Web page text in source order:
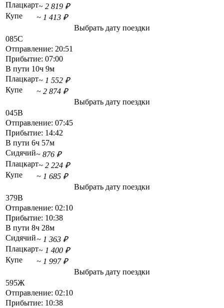
Плацкарт~ 2 819 ₽
Купе
~ 1 413 ₽
Выбрать дату поездки
085С
Отправление: 20:51
Прибытие: 07:00
В пути 10ч 9м
Плацкарт~ 1 552 ₽
Купе
~ 2 874 ₽
Выбрать дату поездки
045В
Отправление: 07:45
Прибытие: 14:42
В пути 6ч 57м
Сидячий~ 876 ₽
Плацкарт~ 2 224 ₽
Купе
~ 1 685 ₽
Выбрать дату поездки
379В
Отправление: 02:10
Прибытие: 10:38
В пути 8ч 28м
Сидячий~ 1 363 ₽
Плацкарт~ 1 400 ₽
Купе
~ 1 997 ₽
Выбрать дату поездки
595Ж
Отправление: 02:10
Прибытие: 10:38